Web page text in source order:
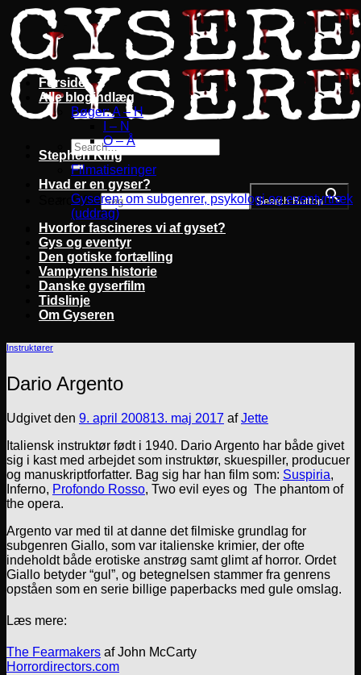
Fortsæt
til
indhold
Search for: Search Button
Forside
Alle blogindlæg
Bøger: A – H
I – N
O – Å
Stephen King
Filmatiseringer
Hvad er en gyser?
Gyseren: om subgenrer, psykologi og eventyrtræk
(uddrag)
Hvorfor fascineres vi af gyset?
Gys og eventyr
Den gotiske fortælling
Vampyrens historie
Danske gyserfilm
Tidslinje
Om Gyseren
Instruktører
Dario Argento
Udgivet den 9. april 200813. maj 2017 afJette
Italiensk instruktør født i 1940. Dario Argento har både givet
sig i kast med arbejdet som instruktør, skuespiller, producuer
og manuskriptforfatter. Bag sig har han film som: Suspiria,
Inferno, Profondo Rosso, Two evil eyes og The phantom of
the opera.
Argento var med til at danne det filmiske grundlag for
subgenren Giallo, som var italienske krimier, der ofte
indeholdt både erotiske anstrøg samt glimt af horror. Ordet
Giallo betyder “gul”, og betegnelsen stammer fra genrens
opståen som en serie billige paperbacks med gule omslag.
Læs mere:
The Fearmakers af John McCarty
Horrordirectors.com